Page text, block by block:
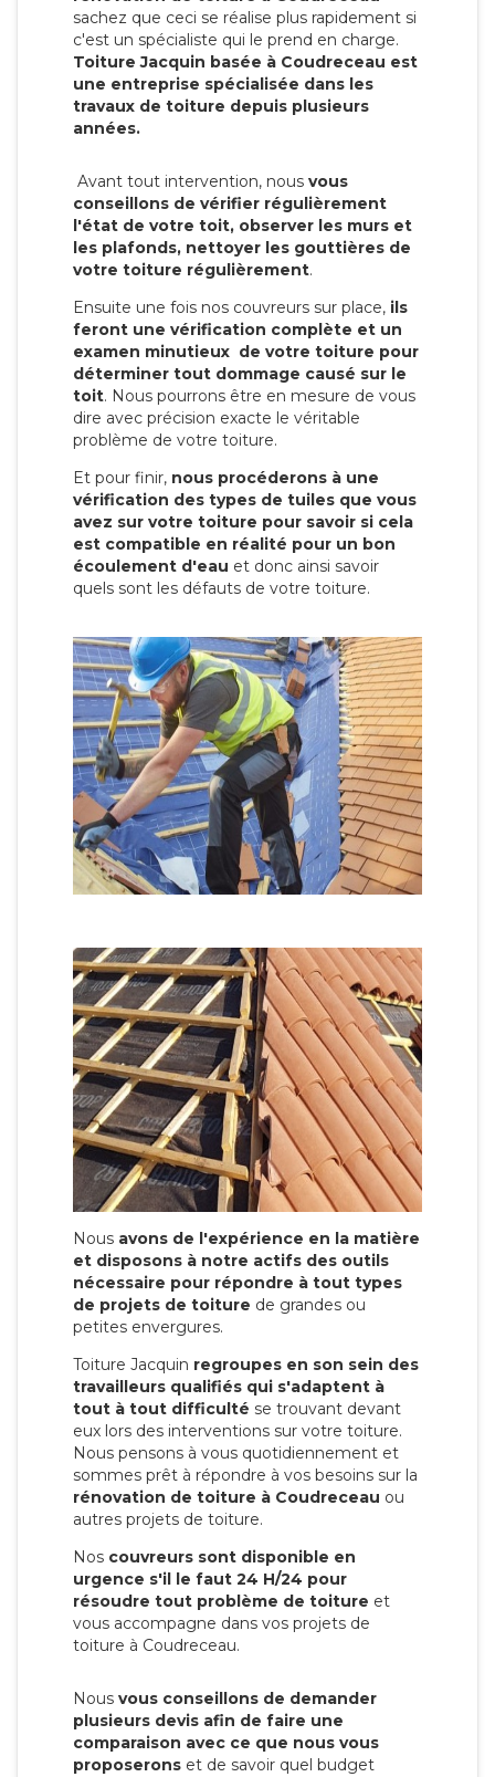
sachez que ceci se réalise plus rapidement si
c'est un spécialiste qui le prend en charge.
Toiture Jacquin basée à Coudreceau est
une entreprise spécialisée dans les
travaux de toiture depuis plusieurs
années.
Avant tout intervention, nous vous
conseillons de vérifier régulièrement
l'état de votre toit, observer les murs et
les plafonds, nettoyer les gouttières de
votre toiture régulièrement.
Ensuite une fois nos couvreurs sur place, ils
feront une vérification complète et un
examen minutieux de votre toiture pour
déterminer tout dommage causé sur le
toit. Nous pourrons être en mesure de vous
dire avec précision exacte le véritable
problème de votre toiture.
Et pour finir, nous procéderons à une
vérification des types de tuiles que vous
avez sur votre toiture pour savoir si cela
est compatible en réalité pour un bon
écoulement d'eau et donc ainsi savoir
quels sont les défauts de votre toiture.
Nous avons de l'expérience en la matière
et disposons à notre actifs des outils
nécessaire pour répondre à tout types
de projets de toiture de grandes ou
petites envergures.
Toiture Jacquin regroupes en son sein des
travailleurs qualifiés qui s'adaptent à
tout à tout difficulté se trouvant devant
eux lors des interventions sur votre toiture.
Nous pensons à vous quotidiennement et
sommes prêt à répondre à vos besoins sur la
rénovation de toiture à Coudreceau ou
autres projets de toiture.
Nos couvreurs sont disponible en
urgence s'il le faut 24 H/24 pour
résoudre tout problème de toiture et
vous accompagne dans vos projets de
toiture à Coudreceau.
Nous vous conseillons de demander
plusieurs devis afin de faire une
comparaison avec ce que nous vous
proposerons et de savoir quel budget